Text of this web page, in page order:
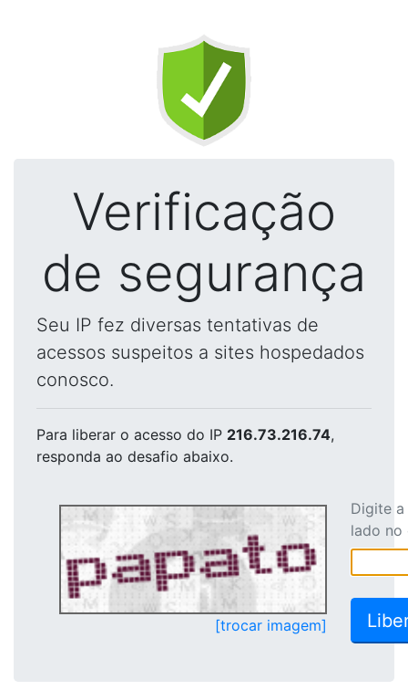
Verificação
de segurança
Seu IP fez diversas tentativas de
acessos suspeitos a sites hospedados
conosco.
Para liberar o acesso do IP 216.73.216.74,
responda ao desafio abaixo.
[trocar imagem]
Digite
lado no